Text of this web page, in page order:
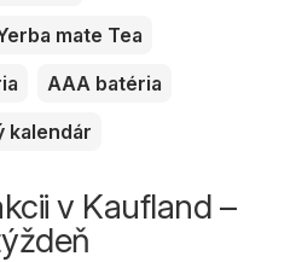
mate Tea
AAA batéria
kalendár
v Kaufland –